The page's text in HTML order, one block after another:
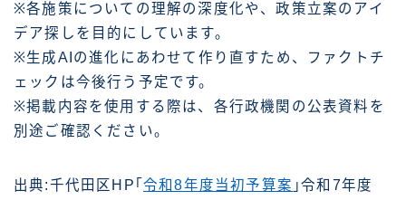
※各施策についての理解の深度化や、政策立案のアイ
デア探しを目的にしています。
※生成AIの進化にあわせて作り直すため、ファクトチ
ェックは今後行う予定です。
※掲載内容を使用する際は、各行政機関の公表資料を
別途ご確認ください。
出典:千代田区HP｢ 令和8年度当初予算案 ｣令和7年度